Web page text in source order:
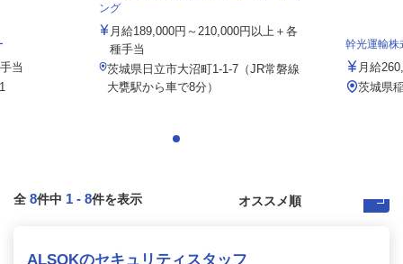
当
ング
月給189,000円～210,000円以上＋各
種手当
茨城県日立市大沼町1-1-7（JR常磐線
大甕駅から車で8分）
幹光運輸株
月給
茨城県
全 8件中 1 - 8件を表示
ALSOKのセキュリティスタッフ